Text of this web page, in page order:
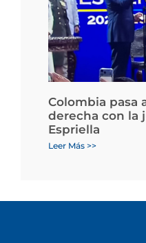
Colombia pasa
derecha con la
Espriella
Leer Más >>